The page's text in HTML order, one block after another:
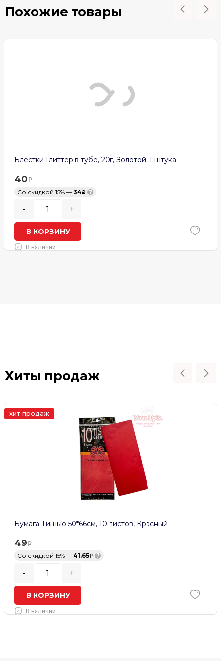
Похожие товары
Блестки Глиттер в тубе, 20г, Золотой, 1 штука
40
Со скидкой 15% — 34 ?
- +
В КОРЗИНУ
В наличии
Хиты продаж
хит продаж
Бумага Тишью 50*66см, 10 листов, Красный
49
Со скидкой 15% — 41.65 ?
- +
В КОРЗИНУ
В наличии